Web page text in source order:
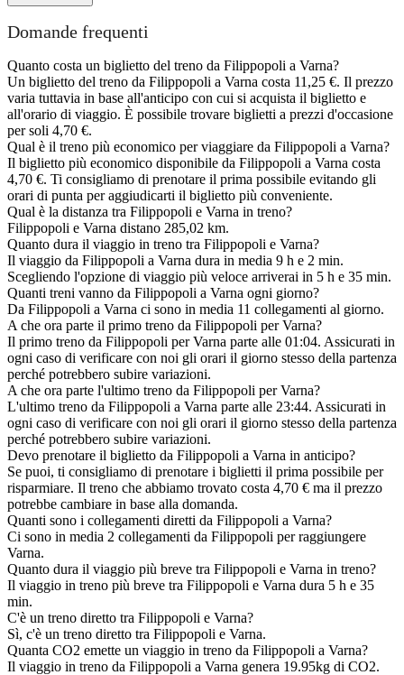
Domande frequenti
Quanto costa un biglietto del treno da Filippopoli a Varna?
Un biglietto del treno da Filippopoli a Varna costa 11,25 €. Il prezzo
varia tuttavia in base all'anticipo con cui si acquista il biglietto e
all'orario di viaggio. È possibile trovare biglietti a prezzi d'occasione
per soli 4,70 €.
Qual è il treno più economico per viaggiare da Filippopoli a Varna?
Il biglietto più economico disponibile da Filippopoli a Varna costa
4,70 €. Ti consigliamo di prenotare il prima possibile evitando gli
orari di punta per aggiudicarti il biglietto più conveniente.
Qual è la distanza tra Filippopoli e Varna in treno?
Filippopoli e Varna distano 285,02 km.
Quanto dura il viaggio in treno tra Filippopoli e Varna?
Il viaggio da Filippopoli a Varna dura in media 9 h e 2 min.
Scegliendo l'opzione di viaggio più veloce arriverai in 5 h e 35 min.
Quanti treni vanno da Filippopoli a Varna ogni giorno?
Da Filippopoli a Varna ci sono in media 11 collegamenti al giorno.
A che ora parte il primo treno da Filippopoli per Varna?
Il primo treno da Filippopoli per Varna parte alle 01:04. Assicurati in
ogni caso di verificare con noi gli orari il giorno stesso della partenza
perché potrebbero subire variazioni.
A che ora parte l'ultimo treno da Filippopoli per Varna?
L'ultimo treno da Filippopoli a Varna parte alle 23:44. Assicurati in
ogni caso di verificare con noi gli orari il giorno stesso della partenza
perché potrebbero subire variazioni.
Devo prenotare il biglietto da Filippopoli a Varna in anticipo?
Se puoi, ti consigliamo di prenotare i biglietti il prima possibile per
risparmiare. Il treno che abbiamo trovato costa 4,70 € ma il prezzo
potrebbe cambiare in base alla domanda.
Quanti sono i collegamenti diretti da Filippopoli a Varna?
Ci sono in media 2 collegamenti da Filippopoli per raggiungere
Varna.
Quanto dura il viaggio più breve tra Filippopoli e Varna in treno?
Il viaggio in treno più breve tra Filippopoli e Varna dura 5 h e 35
min.
C'è un treno diretto tra Filippopoli e Varna?
Sì, c'è un treno diretto tra Filippopoli e Varna.
Quanta CO2 emette un viaggio in treno da Filippopoli a Varna?
Il viaggio in treno da Filippopoli a Varna genera 19.95kg di CO2.